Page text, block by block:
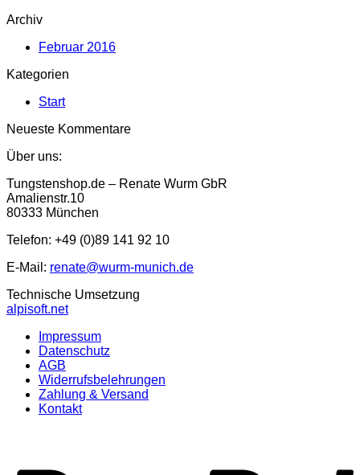
Archiv
Februar 2016
Kategorien
Start
Neueste Kommentare
Über uns:
Tungstenshop.de – Renate Wurm GbR
Amalienstr.10
80333 München
Telefon: +49 (0)89 141 92 10
E-Mail: renate@wurm-munich.de
Technische Umsetzung
alpisoft.net
Impressum
Datenschutz
AGB
Widerrufsbelehrungen
Zahlung & Versand
Kontakt